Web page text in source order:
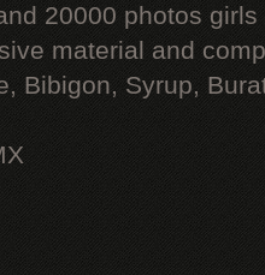
20000 photos
material and
Bibigon, Syrup,